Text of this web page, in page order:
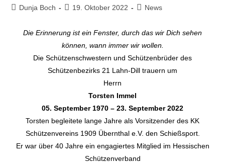
Dunja Boch 19. Oktober 2022 News
Die Erinnerung ist ein Fenster, durch das wir Dich sehen
können, wann immer wir wollen.
Die Schützenschwestern und Schützenbrüder des
Schützenbezirks 21 Lahn-Dill trauern um
Herrn
Torsten Immel
05. September 1970 – 23. September 2022
Torsten begleitete lange Jahre als Vorsitzender des KK
Schützenvereins 1909 Übernthal e.V. den Schießsport.
Er war über 40 Jahre ein engagiertes Mitglied im Hessischen
Schützenverband